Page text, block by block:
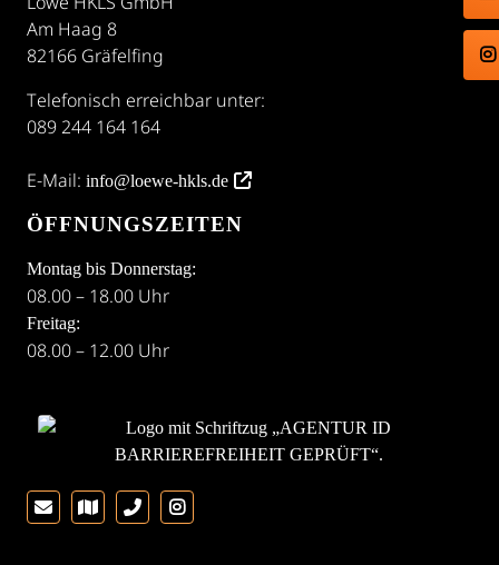
Am Haag 8
82166 Gräfelfing
Telefonisch erreichbar unter:
089 244 164 164
E-Mail: info@loewe-hkls.de
ÖFFNUNGSZEITEN
Montag bis Donnerstag:
08.00 – 18.00 Uhr
Freitag:
08.00 – 12.00 Uhr